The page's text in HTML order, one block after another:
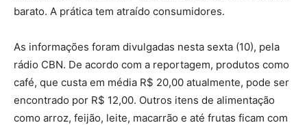
barato. A prática tem atraído consumidores.
As informações foram divulgadas nesta sexta (10), pela
rádio CBN. De acordo com a reportagem, produtos como
café, que custa em média R$ 20,00 atualmente, pode ser
encontrado por R$ 12,00. Outros itens de alimentação
como arroz, feijão, leite, macarrão e até frutas ficam com